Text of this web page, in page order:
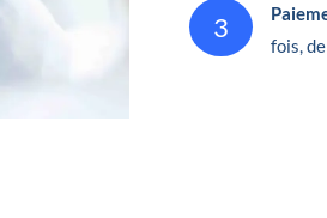
3
fois,